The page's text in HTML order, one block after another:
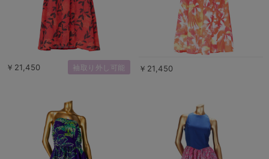
￥21,450 袖取り外し可能 ￥21,450